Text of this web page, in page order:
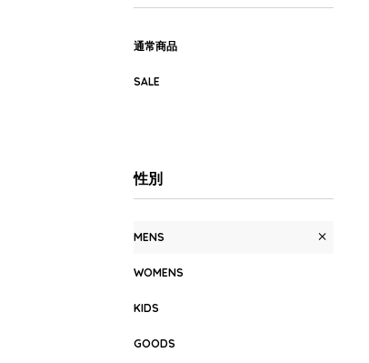
通常商品
SALE
性別
MENS
WOMENS
KIDS
GOODS